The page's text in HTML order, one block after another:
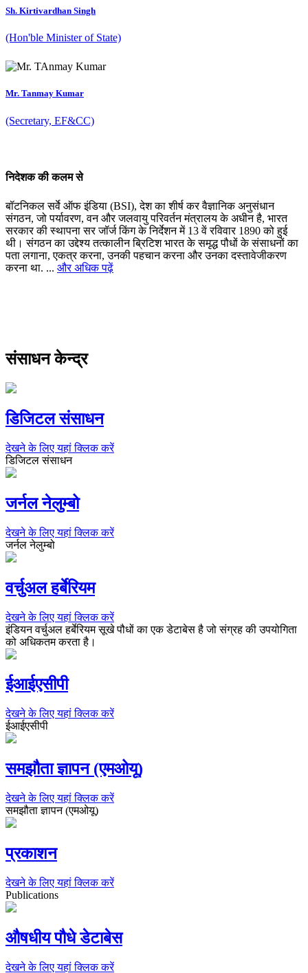
Sh. Kirtivardhan Singh
(Hon'ble Minister of State)
Mr. Tanmay Kumar
(Secretary, EF&CC)
निदेशक की कलम से
बॉटनिकल सर्वे ऑफ इंडिया (BSI), देश का शीर्ष कर वैज्ञानिक अनुसंधान
संगठन, जो पर्यावरण, वन और जलवायु परिवर्तन मंत्रालय के अधीन है, भारत
सरकार की स्थापना सर जॉर्ज किंग के निर्देशन में 13 वें रविवार 1890 को हुई
थी। संगठन का उद्देश्य तत्कालीन ब्रिटिश भारत के समृद्ध पौधों के संसाधनों का
पता लगाना, एकत्र करना, उनकी पहचान करना और उनका दस्तावेजीकरण
करना था. ... और अधिक पढ़ें
संसाधन केन्द्र
डिजिटल संसाधन
देखने के लिए यहां क्लिक करें
डिजिटल संसाधन
जर्नल नेलुम्बो
देखने के लिए यहां क्लिक करें
जर्नल नेलुम्बो
वर्चुअल हर्बेरियम
देखने के लिए यहां क्लिक करें
इंडियन वर्चुअल हर्बेरियम सूखे पौधों का एक डेटाबेस है जो संग्रह की उपयोगिता
को अधिकतम करता है।
ईआईएसीपी
देखने के लिए यहां क्लिक करें
ईआईएसीपी
समझौता ज्ञापन (एमओयू)
देखने के लिए यहां क्लिक करें
समझौता ज्ञापन (एमओयू)
प्रकाशन
देखने के लिए यहां क्लिक करें
Publications
औषधीय पौधे डेटाबेस
देखने के लिए यहां क्लिक करें